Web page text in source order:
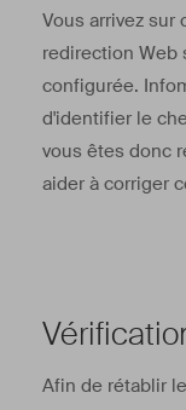
Vous arrivez sur
redirection Web
configurée.
d'identifier le
vous êtes donc
aider à corriger
Afin de rétablir